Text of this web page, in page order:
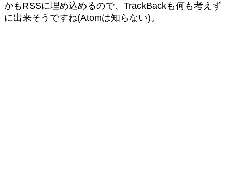
かもRSSに埋め込めるので、TrackBackも何も考えず
に出来そうですね(Atomは知らない)。